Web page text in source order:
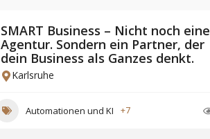
SMART Business – Nicht noch eine
Agentur. Sondern ein Partner, der
dein Business als Ganzes denkt.
Karlsruhe
Automationen und KI +7